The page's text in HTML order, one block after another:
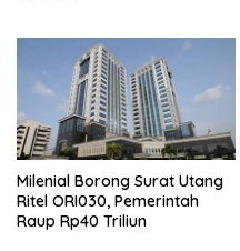
Milenial Borong Surat Utang
Ritel ORI030, Pemerintah
Raup Rp40 Triliun